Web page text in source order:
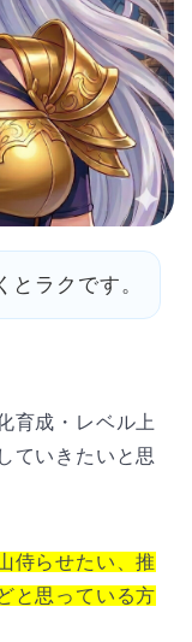
とラクです。
育成・レベル上
ていきたいと思
侍らせたい、推
と思っている方